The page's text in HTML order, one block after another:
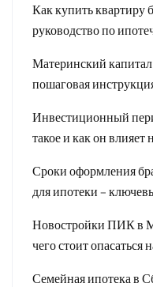
Как купить квартиру
руководство по
Материнский
пошаговая
Инвестиционный
такое и как он
Сроки оформления
для ипотеки –
Новостройки ПИК в
чего стоит опасаться
Семейная ипотека в